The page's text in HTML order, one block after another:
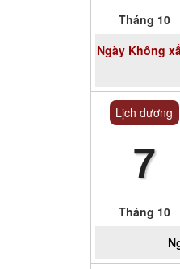
Tháng 10
NgàyKhông
Lịch dương
7
Tháng 10